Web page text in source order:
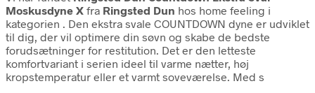
Moskusdyne X fra Ringsted Dun hos home feeling i
kategorien . Den ekstra svale COUNTDOWN dyne er udviklet
til dig, der vil optimere din søvn og skabe de bedste
forudsætninger for restitution. Det er den letteste
komfortvariant i serien ideel til varme nætter, høj
kropstemperatur eller et varmt soveværelse. Med s